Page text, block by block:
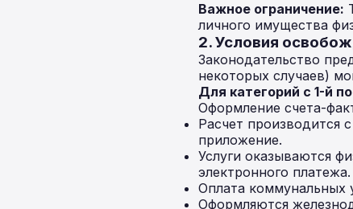
Важное ограничение:
личного имущества
2. Условия
Законодательство
некоторых случаев)
Для категорий с 1-й
Оформление счета-
Расчет производится
приложение.
Услуги оказываются
электронного платежа.
Оплата коммунальных
Оформляются